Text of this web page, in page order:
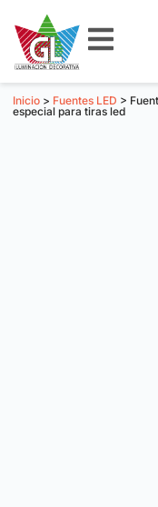
Inicio > Fuentes LED >
especial para tiras led